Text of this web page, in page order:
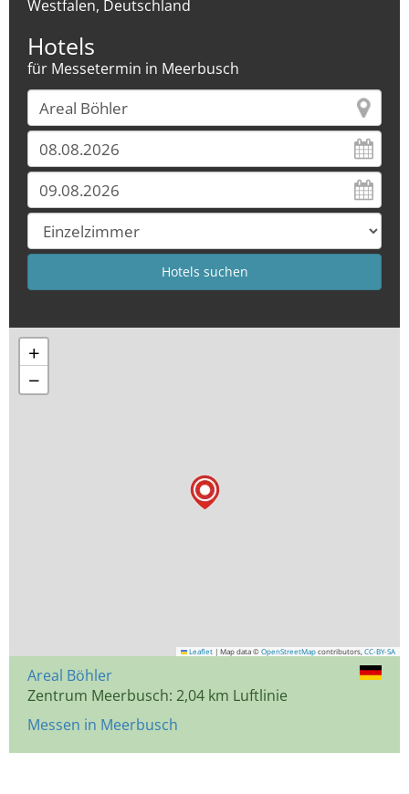
Westfalen, Deutschland
Hotels
für Messetermin in Meerbusch
+
−
Leaflet | Map data © OpenStreetMap contributors, CC-BY-SA
Areal Böhler
Zentrum Meerbusch: 2,04 km Luftlinie
Messen in Meerbusch